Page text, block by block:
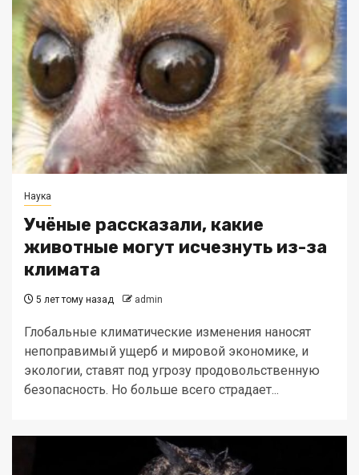
Наука
Учёные рассказали, какие
животные могут исчезнуть из-за
климата
5 лет тому назад admin
Глобальные климатические изменения наносят
непоправимый ущерб и мировой экономике, и
экологии, ставят под угрозу продовольственную
безопасность. Но больше всего страдает...